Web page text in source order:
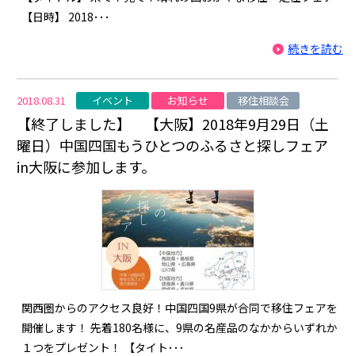
【日時】 2018･･･
続きを読む
2018.08.31 イベント お知らせ 移住相談会
【終了しました】 【大阪】2018年9月29日（土
曜日）中国四国もうひとつのふるさと探しフェア
in大阪に参加します。
関西圏からのアクセス良好！中国四国9県が合同で移住フェアを
開催します！ 先着180名様に、9県の名産品のなかからいずれか
１つをプレゼント！ 【タイト･･･